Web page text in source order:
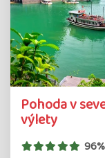
Pohoda v
výlety